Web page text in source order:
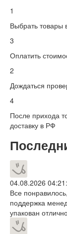
1
Выбрать товары
3
Оплатить
2
Дождаться
4
После прихода
доставку в РФ
04.08.2026
Все
поддержка
упакован